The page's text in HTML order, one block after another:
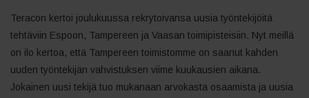
Teracon kertoi joulukuussa rekrytoivansa uusia työntekijöitä
tehtäviin Espoon, Tampereen ja Vaasan toimipisteisiin. Nyt meillä
on ilo kertoa, että Tampereen toimistomme on saanut kahden
uuden työntekijän vahvistuksen viime kuukausien aikana.
Jokainen uusi tekijä tuo mukanaan arvokasta osaamista ja uusia